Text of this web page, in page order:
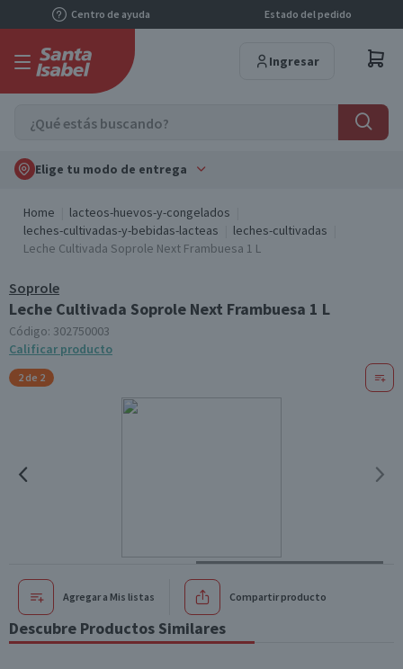
Centro de ayuda Estado del pedido
Ingresar
Elige tu modo de entrega
Home
lacteos-huevos-y-congelados
leches-cultivadas-y-bebidas-lacteas
leches-cultivadas
Leche Cultivada Soprole Next Frambuesa 1 L
Soprole
Leche Cultivada Soprole Next Frambuesa 1 L
Código: 302750003
Calificar producto
2 de 2
Agregar a Mis listas Compartir producto
Descubre Productos Similares